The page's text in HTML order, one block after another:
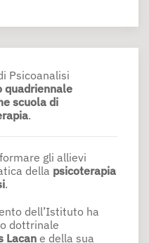
Psicoanalisi
quadriennale
scuola di
.
gli allievi
della psicoterapia
.
dell’Istituto ha
dottrinale
Lacane della sua